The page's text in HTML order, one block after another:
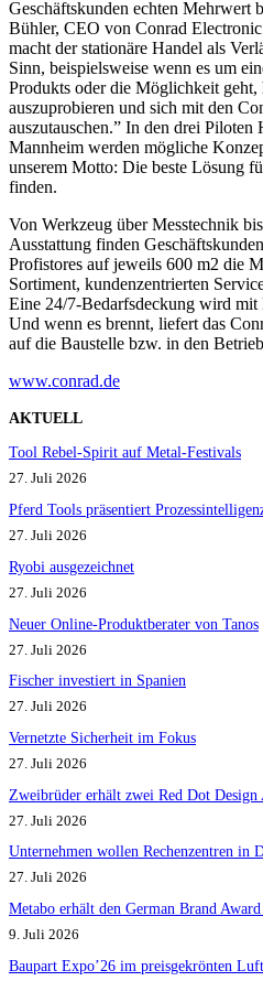
Geschäftskunden echten Mehrwert
Bühler, CEO von Conrad
macht der stationäre Handel als
Sinn, beispielsweise wenn es um
Produkts oder die Möglichkeit
auszuprobieren und sich mit den
auszutauschen.” In den drei Piloten
Mannheim werden mögliche
unserem Motto: Die beste Lösung
finden.
Von Werkzeug über Messtechnik
Ausstattung finden
Profistores auf jeweils 600 m2 die
Sortiment, kundenzentrierten
Eine 24/7-Bedarfsdeckung wird mit
Und wenn es brennt, liefert das
auf die Baustelle bzw. in den
www.conrad.de
AKTUELL
Tool Rebel-Spirit auf Metal-Festivals
27. Juli 2026
Pferd Tools präsentiert
27. Juli 2026
Ryobi ausgezeichnet
27. Juli 2026
Neuer Online-Produktberater von Tanos
27. Juli 2026
Fischer investiert in Spanien
27. Juli 2026
Vernetzte Sicherheit im Fokus
27. Juli 2026
Zweibrüder erhält zwei Red Dot Design
27. Juli 2026
Unternehmen wollen Rechenzentren in
27. Juli 2026
Metabo erhält den German Brand
9. Juli 2026
Baupart Expo’26 im preisgekrönten